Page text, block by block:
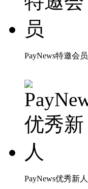
PayNews特邀会员
PayNews优秀新人